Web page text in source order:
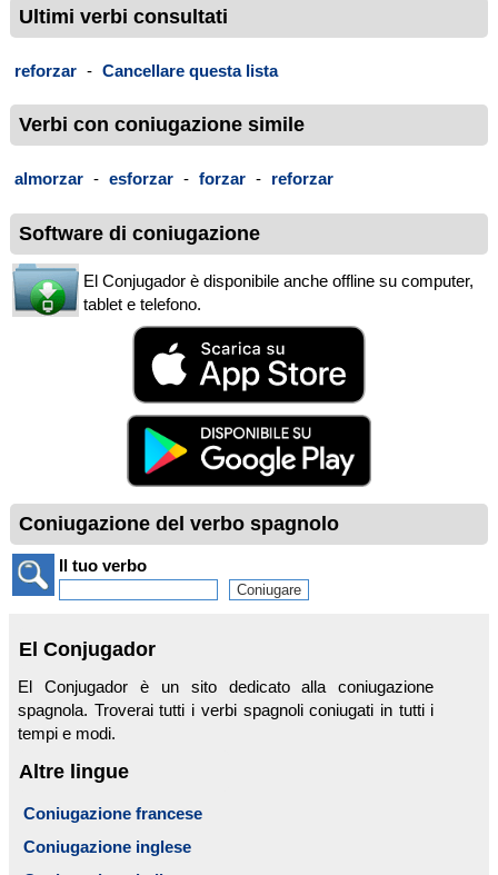
Ultimi verbi consultati
reforzar - Cancellare questa lista
Verbi con coniugazione simile
almorzar - esforzar - forzar - reforzar
Software di coniugazione
El Conjugador è disponibile anche offline su computer,
tablet e telefono.
Coniugazione del verbo spagnolo
Il tuo verbo
El Conjugador
El Conjugador è un sito dedicato alla coniugazione
spagnola. Troverai tutti i verbi spagnoli coniugati in tutti i
tempi e modi.
Altre lingue
Coniugazione francese
Coniugazione inglese